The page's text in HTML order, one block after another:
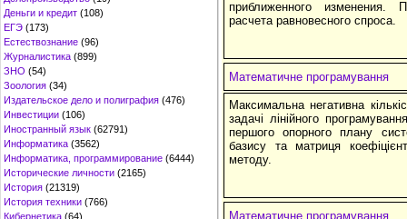
Деньги и кредит (108)
ЕГЭ (173)
Естествознание (96)
Журналистика (899)
ЗНО (54)
Зоология (34)
Издательское дело и полиграфия (476)
Инвестиции (106)
Иностранный язык (62791)
Информатика (3562)
Информатика, программирование (6444)
Исторические личности (2165)
История (21319)
История техники (766)
Кибернетика (64)
приближенного
расчета равновесного спроса.
Математичне програмування
Максимальна негативна
задачі лінійного
першого опорного плану
базису та матриця
методу.
Математичне програмування